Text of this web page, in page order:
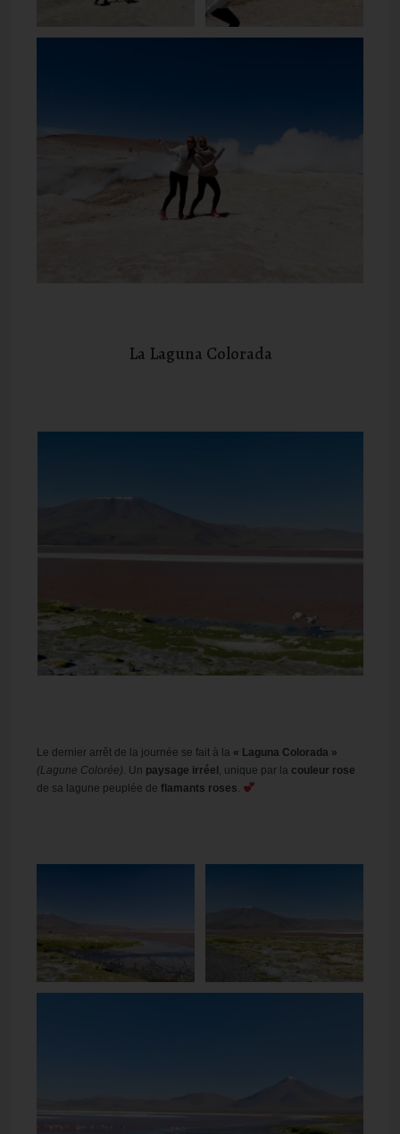
La Laguna Colorada
Le dernier arrêt de la journée se fait à la « Laguna Colorada »
(Lagune Colorée) . Un paysage irréel , unique par la couleur rose
de sa lagune peuplée deflamants roses